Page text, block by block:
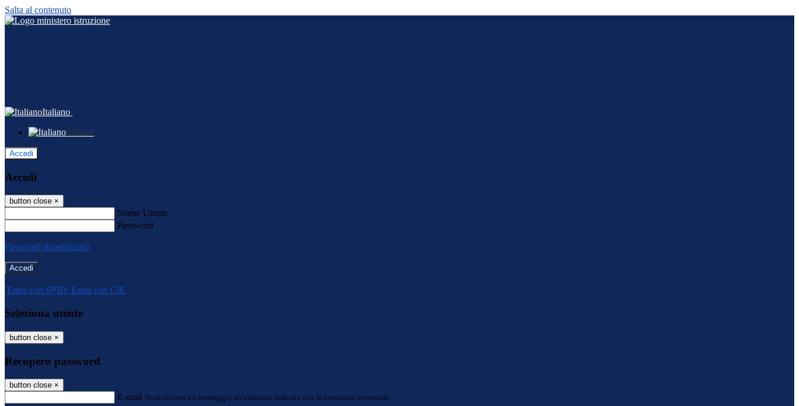
Salta al contenuto
Italiano
Italiano
Accedi
Accedi
button close ×
Nome Utente
Password
Password dimenticata?
-
Entra con SPID Entra con CIE
Seleziona utente
button close ×
Recupero password
button close ×
E-mail Verrà inviato un messaggio all'indirizzo indicato con le istruzioni necessarie.